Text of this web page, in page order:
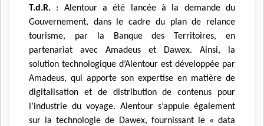
T.d.R. : Alentour a été lancée à la demande du
Gouvernement, dans le cadre du plan de relance
tourisme, par la Banque des Territoires, en
partenariat avec Amadeus et Dawex. Ainsi, la
solution technologique d’Alentour est développée par
Amadeus, qui apporte son expertise en matière de
digitalisation et de distribution de contenus pour
l’industrie du voyage. Alentour s’appuie également
sur la technologie de Dawex, fournissant le « data